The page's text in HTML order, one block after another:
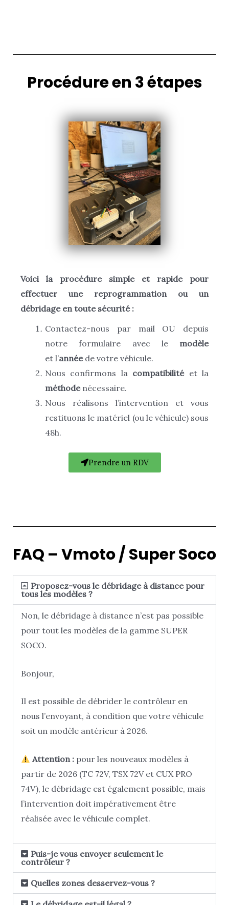
Procédure en 3 étapes
Voici la procédure simple et rapide pour
effectuer une reprogrammation ou un
débridage en toute sécurité :
Contactez-nous par mail OU depuis
notre formulaire avec le modèle
et l’année de votre véhicule.
Nous confirmons la compatibilitéet la
méthodenécessaire.
Nous réalisons l’intervention et vous
restituons le matériel (ou le véhicule) sous
48h.
Prendre un RDV
FAQ – Vmoto / Super Soco
Proposez-vous le débridage à distance pour
tous les modèles ?
Non, le débridage à distance n’est pas possible
pour tout les modèles de la gamme SUPER
SOCO.
Bonjour,
Il est possible de débrider le contrôleur en
nous l’envoyant, à condition que votre véhicule
soit un modèle antérieur à 2026.
Attention : pour les nouveaux modèles à
partir de 2026 (TC 72V, TSX 72V et CUX PRO
74V), le débridage est également possible, mais
l’intervention doit impérativement être
réalisée avec le véhicule complet.
Puis-je vous envoyer seulement le
contrôleur ?
Quelles zones desservez-vous ?